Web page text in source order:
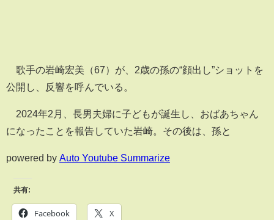
歌手の岩崎宏美（67）が、2歳の孫の“顔出し”ショットを
公開し、反響を呼んでいる。
2024年2月、長男夫婦に子どもが誕生し、おばあちゃん
になったことを報告していた岩崎。その後は、孫と
powered by Auto Youtube Summarize
共有:
Facebook X